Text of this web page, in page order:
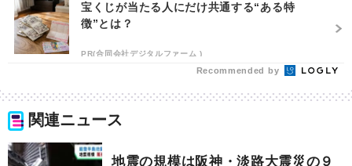
宝くじが当たる人にだけ共通する“ある特
徴”とは？
PR(合同会社デジタルファーム )
Recommended by
関連ニュース
地震の規模は阪神・淡路大震災の９